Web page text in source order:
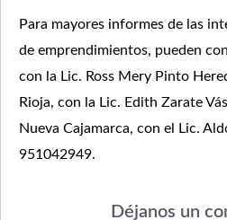
Para mayores informes de las
de emprendimientos, pueden
con la Lic. Ross Mery Pinto
Rioja, con la Lic. Edith Zarate
Nueva Cajamarca, con el Lic.
951042949.
Déjanos un